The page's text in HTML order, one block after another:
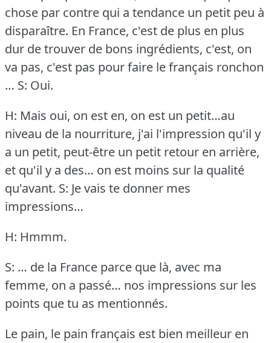
chose par contre qui a tendance un petit peu à
disparaître. En France, c'est de plus en plus
dur de trouver de bons ingrédients, c'est, on
va pas, c'est pas pour faire le français ronchon
… S: Oui.
H: Mais oui, on est en, on est un petit…au
niveau de la nourriture, j'ai l'impression qu'il y
a un petit, peut-être un petit retour en arrière,
et qu'il y a des… on est moins sur la qualité
qu'avant. S: Je vais te donner mes
impressions…
H: Hmmm.
S: … de la France parce que là, avec ma
femme, on a passé… nos impressions sur les
points que tu as mentionnés.
Le pain, le pain français est bien meilleur en